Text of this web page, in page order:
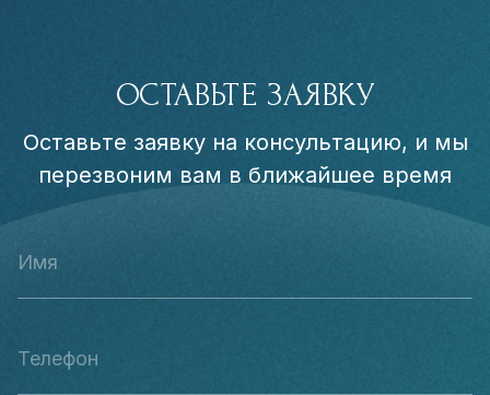
ОСТАВЬТЕ ЗАЯВКУ
Оставьте заявку на консультацию, и мы
перезвоним вам в ближайшее время